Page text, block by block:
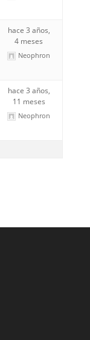
hace 3 años,
4 meses
Neophron
hace 3 años,
11 meses
Neophron